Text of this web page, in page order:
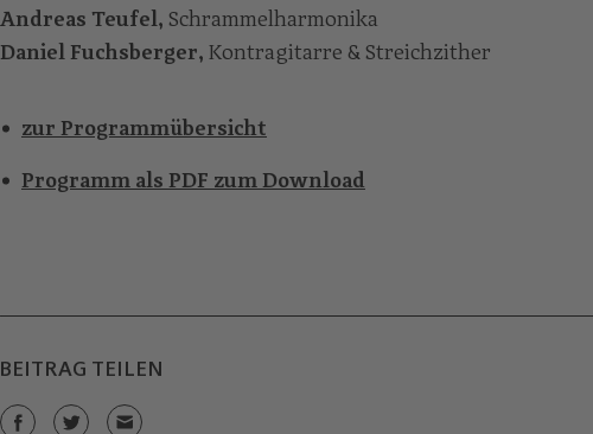
Andreas Teufel, Schrammelharmonika
Daniel Fuchsberger, Kontragitarre & Streichzither
zur Programmübersicht
Programm als PDF zum Download
BEITRAG TEILEN